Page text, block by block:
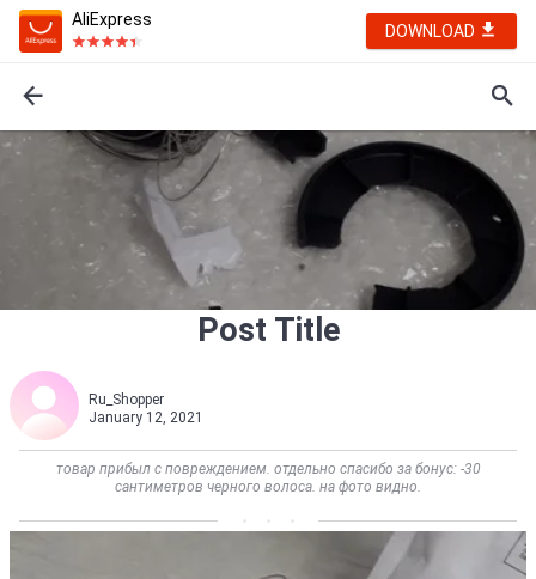
AliExpress
DOWNLOAD
Post Title
Ru_Shopper
January 12, 2021
товар прибыл с повреждением. отдельно спасибо за бонус: -30
сантиметров черного волоса. на фото видно.